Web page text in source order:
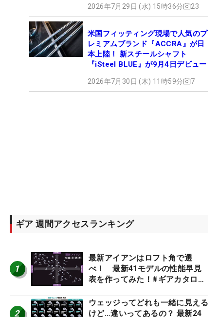
2026年7月29日 (水) 15時36分 23
米国フィッティング現場で人気のプ
レミアムブランド『ACCRA』が日
本上陸！ 新スチールシャフト
『iSteel BLUE』が9月4日デビュー
2026年7月30日 (木) 11時59分 7
ギア 週間アクセスランキング
1
最新アイアンはロフト角で選
べ！ 最新41モデルの性能早見
表を作ってみた！#ギアカタログ
2
ウェッジってどれも一緒に見える
けど…違いってあるの？ 最新24